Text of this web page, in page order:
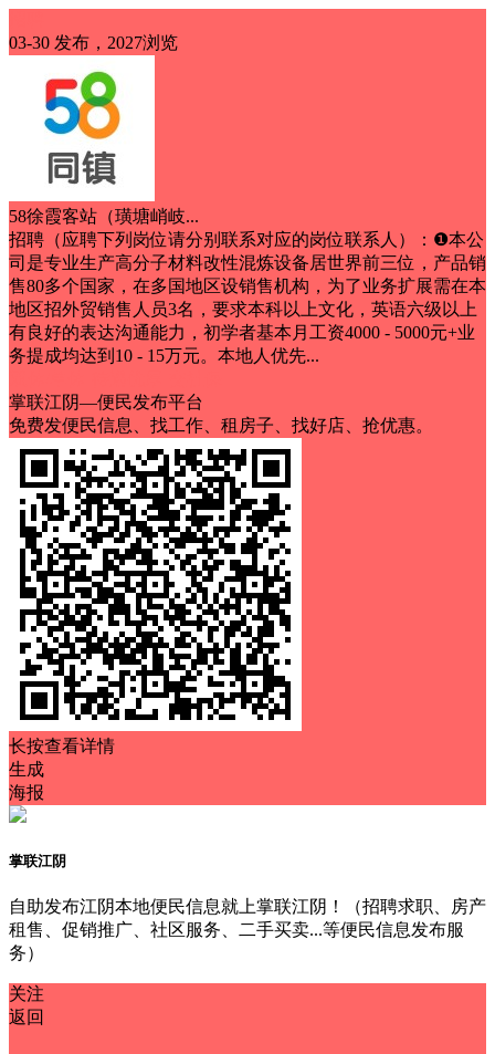
03-30 发布，2027浏览
58徐霞客站（璜塘峭岐...
招聘（应聘下列岗位请分别联系对应的岗位联系人）：❶本公
司是专业生产高分子材料改性混炼设备居世界前三位，产品销
售80多个国家，在多国地区设销售机构，为了业务扩展需在本
地区招外贸销售人员3名，要求本科以上文化，英语六级以上
有良好的表达沟通能力，初学者基本月工资4000 - 5000元+业
务提成均达到10 - 15万元。本地人优先...
掌联江阴—便民发布平台
免费发便民信息、找工作、租房子、找好店、抢优惠。
长按查看详情
生成
海报
掌联江阴
自助发布江阴本地便民信息就上掌联江阴！（招聘求职、房产
租售、促销推广、社区服务、二手买卖...等便民信息发布服
务）
关注
返回